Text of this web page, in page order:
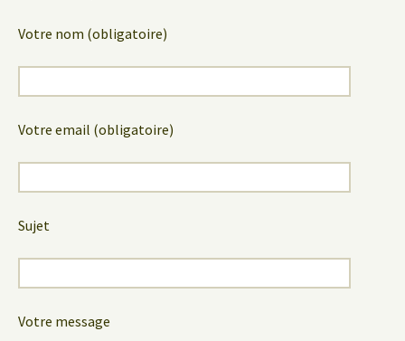
Votre nom (obligatoire)
Votre email (obligatoire)
Sujet
Votre message